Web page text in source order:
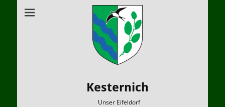
Kesternich
Unser Eifeldorf